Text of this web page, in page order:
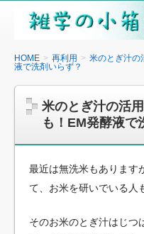
雑
の
箱
HOME 再利用
米のとぎ汁の
液で洗剤いらず？
米のとぎ汁の活
も！EM発酵液で
最近は無洗米もあります
て、お米を研いでいる人
そのお米のとぎ汁はじつ